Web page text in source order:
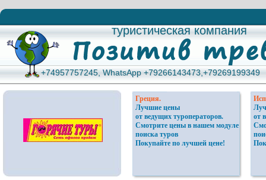
туристическая компания
туристическая компания
+74957757245, WhatsApp +79266143473,+79269199349
+74957757245, WhatsApp +79266143473,+79269199349
Греция.
Лучшие цены
от ведущих туроператоров.
Смотрите цены в нашем модуле
поиска туров
Покупайте по лучшей цене!
от